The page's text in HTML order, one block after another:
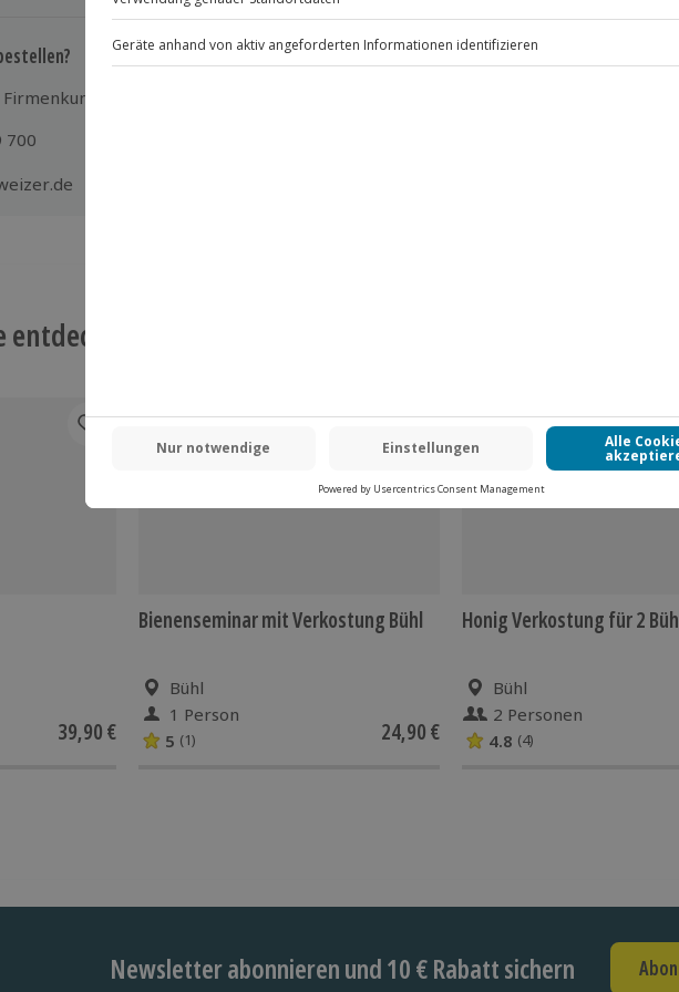
1-400 Personen
Vorteile.
700
39,90 €
-15% CLUB DEAL
Bienenseminar mit Verkostung Bühl
Bühl
1 Person
5 (1) 24,90 €
-15% CLUB DEAL
Honig Verkostung für 2
Bühl
2 Personen
4.8 (4)
Newsletter abonnieren und 10 € Rabatt sichern